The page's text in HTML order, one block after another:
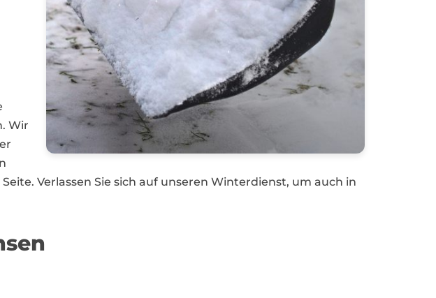
Wir
Verlassen Sie sich auf unseren Winterdienst, um auch in